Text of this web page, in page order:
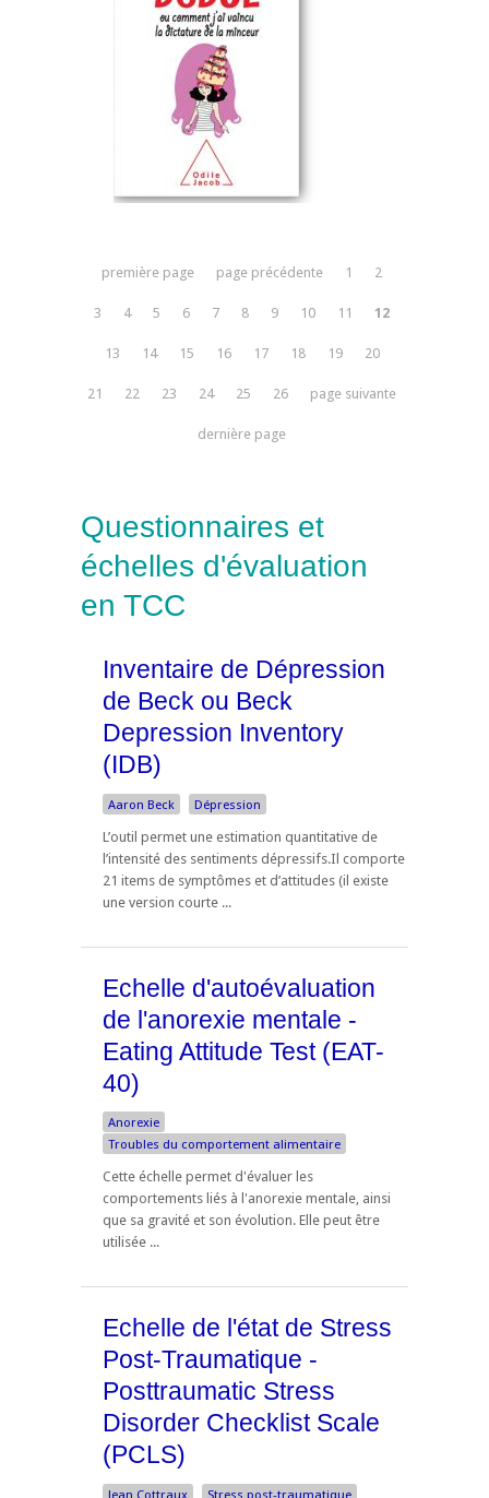
première page page précédente 1 2
3 4 5 6 7 8 9 10 11 12
13 14 15 16 17 18 19 20
21 22 23 24 25 26 page suivante
dernière page
Questionnaires et
échelles d'évaluation
en TCC
Inventaire de Dépression
de Beck ou Beck
Depression Inventory
(IDB)
Aaron Beck Dépression
L’outil permet une estimation quantitative de
l’intensité des sentiments dépressifs.Il comporte
21 items de symptômes et d’attitudes (il existe
une version courte ...
Echelle d'autoévaluation
de l'anorexie mentale -
Eating Attitude Test (EAT-
40)
Anorexie
Troubles du comportement alimentaire
Cette échelle permet d'évaluer les
comportements liés à l'anorexie mentale, ainsi
que sa gravité et son évolution. Elle peut être
utilisée ...
Echelle de l'état de Stress
Post-Traumatique -
Posttraumatic Stress
Disorder Checklist Scale
(PCLS)
Jean Cottraux Stress post-traumatique